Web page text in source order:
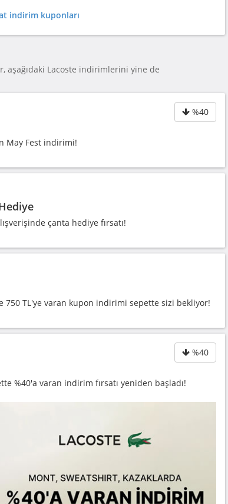
indirim kuponları
aşağıdaki Lacoste indirimlerini yine de
%40
May Fest indirimi!
çanta hediye fırsatı!
750 TL'ye varan kupon indirimi sepette sizi bekliyor!
%40
%40'a varan indirim fırsatı yeniden başladı!